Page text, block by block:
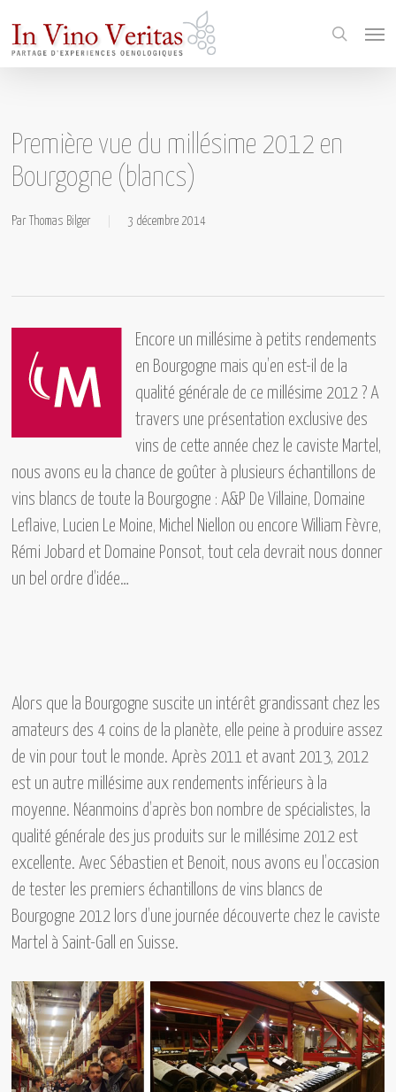
main
search
Première vue du millésime 2012 en
Bourgogne (blancs)
Par Thomas Bilger 3 décembre 2014
Encore un millésime à petits rendements
en Bourgogne mais qu’en est-il de la
qualité générale de ce millésime 2012 ? A
travers une présentation exclusive des
vins de cette année chez le caviste Martel,
nous avons eu la chance de goûter à plusieurs échantillons de
vins blancs de toute la Bourgogne :A&P De Villaine, Domaine
Leflaive, Lucien Le Moine, Michel Niellon ou encore William Fèvre,
Rémi Jobard et Domaine Ponsot, tout cela devrait nous donner
un bel ordre d’idée…
Alors que la Bourgogne suscite un intérêt grandissant chez les
amateurs des 4 coins de la planète, elle peine à produire assez
de vin pour tout le monde. Après 2011 et avant 2013, 2012
est un autre millésime aux rendements inférieurs à la
moyenne. Néanmoins d’après bon nombre de spécialistes, la
qualité générale des jus produits sur le millésime 2012 est
excellente. Avec Sébastien et Benoit, nous avons eu l’occasion
de tester les premiers échantillons de vins blancs de
Bourgogne 2012 lors d’une journée découverte chez le caviste
Martel à Saint-Gall en Suisse.
Go to mobile version